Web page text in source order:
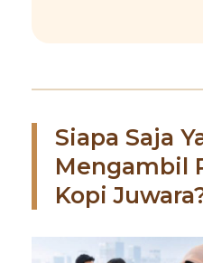
Siapa Saja
Mengambil
Kopi